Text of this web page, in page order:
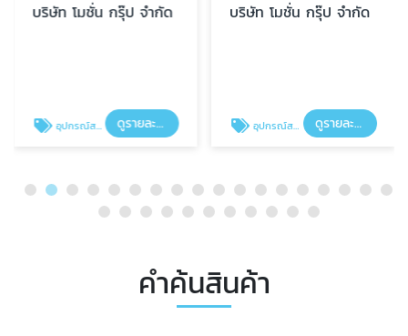
บริษัท โมชั่น กรุ๊ป จำกัด
อุปกรณ์สระว่ายน้ำ ดูรายละเอียด
บริษัท โมชั่น กรุ๊ป จำกัด
อุปกรณ์สระว่ายน้ำ ดูรายละเอียด
คำค้นสินค้า